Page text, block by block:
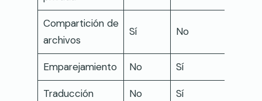
Compartición de
archivos
Sí No
Emparejamiento No Sí
Traducción No Sí